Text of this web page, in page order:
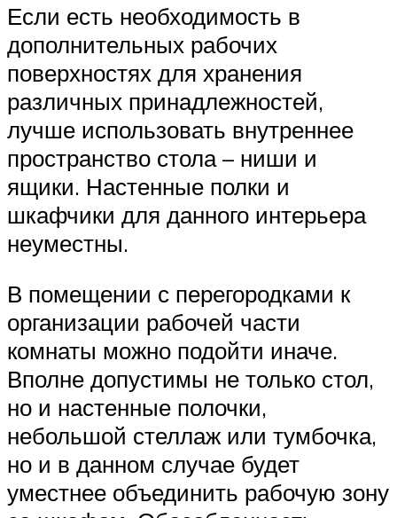
Если есть необходимость в
дополнительных рабочих
поверхностях для хранения
различных принадлежностей,
лучше использовать внутреннее
пространство стола – ниши и
ящики. Настенные полки и
шкафчики для данного интерьера
неуместны.
В помещении с перегородками к
организации рабочей части
комнаты можно подойти иначе.
Вполне допустимы не только стол,
но и настенные полочки,
небольшой стеллаж или тумбочка,
но и в данном случае будет
уместнее объединить рабочую зону